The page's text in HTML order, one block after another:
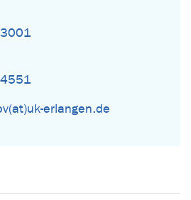
erlangen.de